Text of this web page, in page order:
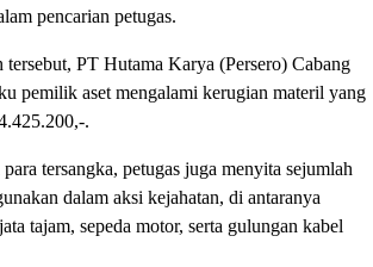
pencarian petugas.
PT Hutama Karya (Persero) Cabang
pemilik aset mengalami kerugian materil yang
.
tersangka, petugas juga menyita sejumlah
dalam aksi kejahatan, di antaranya
tajam, sepeda motor, serta gulungan kabel